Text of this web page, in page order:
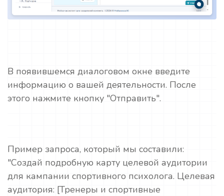
В появившемся диалоговом окне введите
информацию о вашей деятельности. После
этого нажмите кнопку "Отправить".
Пример запроса, который мы составили:
"Создай подробную карту целевой аудитории
для кампании спортивного психолога. Целевая
аудитория: [Тренеры и спортивные